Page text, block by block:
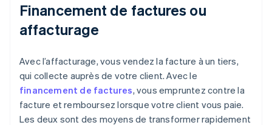
Financement de factures ou
affacturage
Avec l’affacturage, vous vendez la facture à un tiers,
qui collecte auprès de votre client. Avec le
financement de factures, vous empruntez contre la
facture et remboursez lorsque votre client vous paie.
Les deux sont des moyens de transformer rapidement